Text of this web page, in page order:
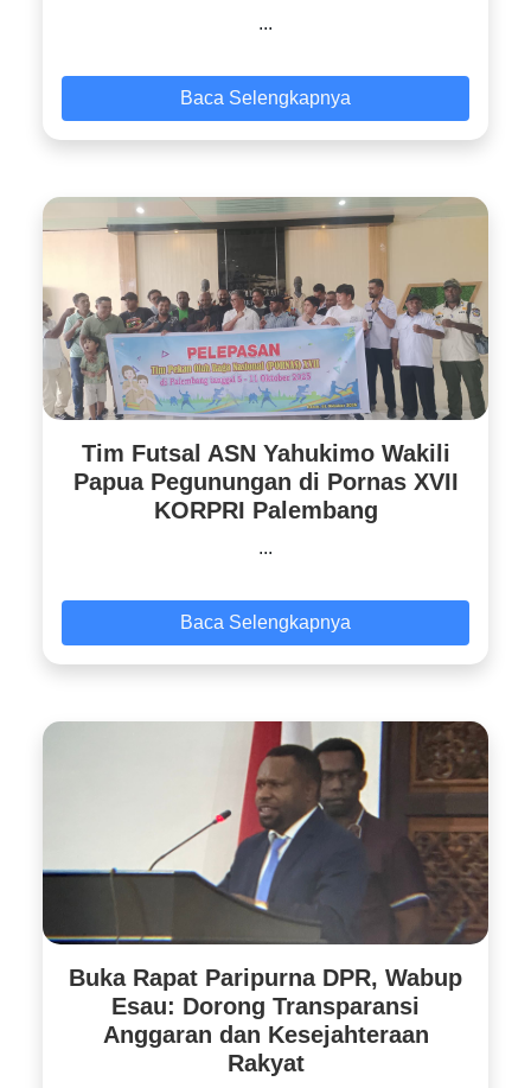
...
Baca Selengkapnya
Tim Futsal ASN Yahukimo Wakili
Papua Pegunungan di Pornas XVII
KORPRI Palembang
...
Baca Selengkapnya
Buka Rapat Paripurna DPR, Wabup
Esau: Dorong Transparansi
Anggaran dan Kesejahteraan
Rakyat